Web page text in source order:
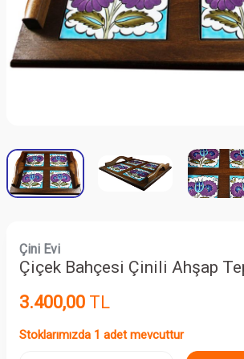
Çini Evi
Çiçek Bahçesi Çinili Ahşap
3.400,00 TL
Stoklarımızda 1 adet mevcuttur